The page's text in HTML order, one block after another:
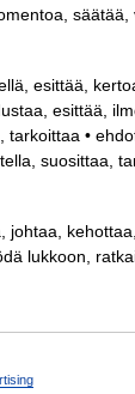
esittää,
esittää,
•
suosittaa,
johtaa,
lukkoon,